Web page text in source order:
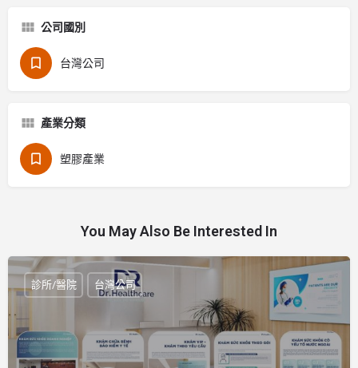
公司國別
台灣公司
產業分類
塑膠產業
You May Also Be Interested In
診所/醫院 台灣公司